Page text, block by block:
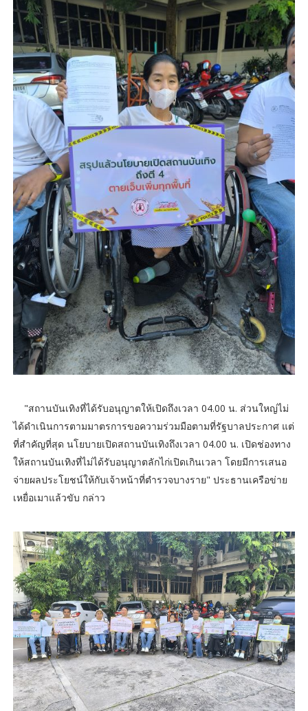
"สถานบันเทิงที่ได้รับอนุญาตให้เปิดถึงเวลา 04.00 น. ส่วนใหญ่ไม่
ได้ดำเนินการตามมาตรการขอความร่วมมือตามที่รัฐบาลประกาศ แต่
ที่สำคัญที่สุด นโยบายเปิดสถานบันเทิงถึงเวลา 04.00 น. เปิดช่องทาง
ให้สถานบันเทิงที่ไม่ได้รับอนุญาตลักไก่เปิดเกินเวลา โดยมีการเสนอ
จ่ายผลประโยชน์ให้กับเจ้าหน้าที่ตำรวจบางราย" ประธานเครือข่าย
เหยื่อเมาแล้วขับ กล่าว